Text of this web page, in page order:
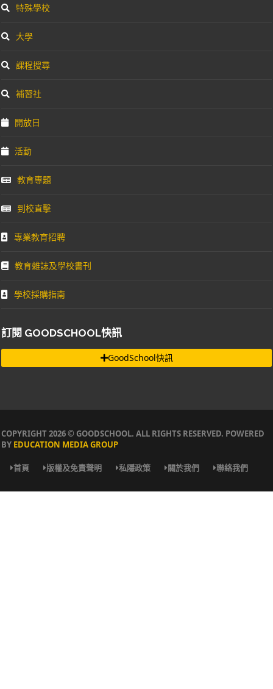
特殊學校
大學
課程搜尋
補習社
開放日
活動
教育專題
到校直擊
專業教育招聘
教育雜誌及學校書刊
學校採購指南
訂閱 GOODSCHOOL快訊
GoodSchool快訊
COPYRIGHT 2026 © GOODSCHOOL. ALL RIGHTS RESERVED. POWERED
BY EDUCATION MEDIA GROUP
首頁 版權及免責聲明 私隱政策 關於我們 聯絡我們